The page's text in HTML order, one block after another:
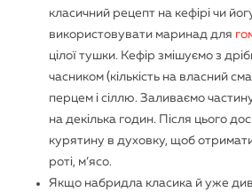
класичний рецепт на кефірі чи
використовувати маринад для
цілої тушки. Кефір змішуємо з
часником (кількість на власний
перцем і сіллю. Заливаємо
на декілька годин. Після цього
курятину в духовку, щоб
роті, м’ясо.
Якщо набридла класика й уже